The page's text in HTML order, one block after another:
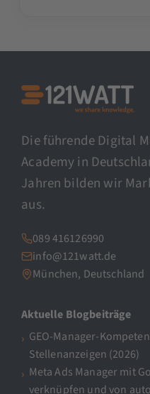
Die führende Digital
Academy in
Jahren bilden wir
aus.
089 416126990
info@121watt.de
München, Deutschland
Aktuelle Blogbeiträge
GEO-Manager-
Stellenanzeigen (2026)
Meta Ads Manager mit
verknüpfen und von